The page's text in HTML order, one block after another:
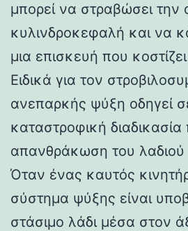
μπορεί να στραβώσει την
κυλινδροκεφαλή και να
μια επισκευή που
Ειδικά για τον
ανεπαρκής ψύξη οδηγεί
καταστροφική
απανθράκωση του
Όταν ένας καυτός
σύστημα ψύξης είναι
στάσιμο λάδι μέσα στον